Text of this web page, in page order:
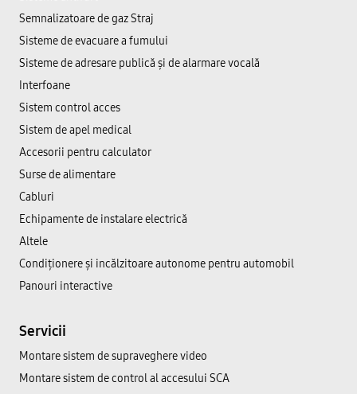
Semnalizatoare de gaz Straj
Sisteme de evacuare a fumului
Sisteme de adresare publică şi de alarmare vocală
Interfoane
Sistem control acces
Sistem de apel medical
Accesorii pentru calculator
Surse de alimentare
Cabluri
Echipamente de instalare electrică
Altele
Condiționere și incălzitoare autonome pentru automobil
Panouri interactive
Servicii
Montare sistem de supraveghere video
Montare sistem de control al accesului SCA